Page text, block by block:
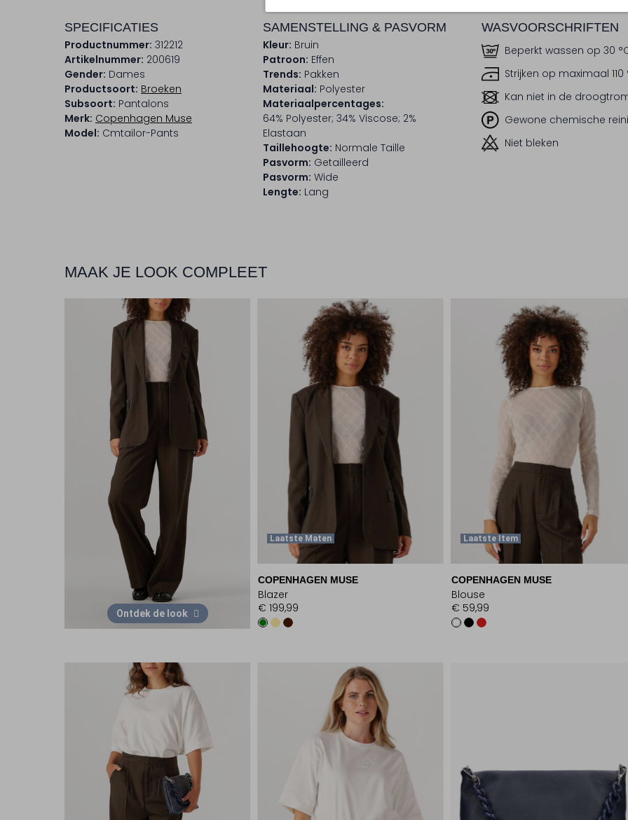
SPECIFICATIES
Productnummer: 312212
Artikelnummer: 200619
Gender: Dames
Productsoort: Broeken
Subsoort: Pantalons
Merk: Copenhagen Muse
Model: Cmtailor-Pants
SAMENSTELLING & PASVORM
Kleur: Bruin
Patroon: Effen
Trends: Pakken
Materiaal: Polyester
Materiaalpercentages:
64% Polyester; 34% Viscose; 2%
Elastaan
Taillehoogte: Normale Taille
Pasvorm: Getailleerd
Pasvorm: Wide
Lengte: Lang
WASVOORSCHRIFTEN
Beperkt wassen op 30
Strijken op maximaal 110
Kan niet in de
Gewone chemische
Niet bleken
MAAK JE LOOK COMPLEET
Ontdek de look
Laatste Maten
COPENHAGEN MUSE
Blazer
€ 199,99
Laatste Item
COPENHAGEN MUSE
Blouse
€ 59,99